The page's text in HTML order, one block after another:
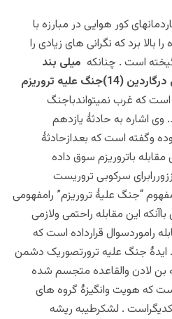
کور هوایی در مبارزه با
بالا برد که نگرانی های زیادی را
است . چنانکه میلی بند
وزیرخارجۀ بریتانیا درمقاله یی درگاردین (14)جنگ علیه تروریزم
که غرب نمیتواندباجنگ
اشاره به حادثۀ یازدهم
وگفته است که بعدازحادثۀ
باتروریزم سوق داده
سرکوبی تروریست
“جنگ علیۀ تروریزم” رامفهومی
این مقابله راحتمی ولازمی
راموردسوال قرارداده است که
ایدۀ جنگ علیه ترورتصوریک دشمن
بن لادن والقاعده متجسم شده
است که هویت وانگیزۀ گروه های
. لشکرطیبه ریشه